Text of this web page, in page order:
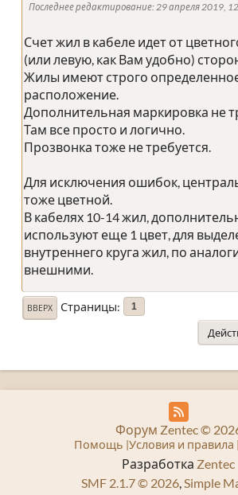
Последнее редактирование: 29 апреля 2019,
Счет жил в кабеле идет от
(или левую, как Вам удобно)
Жилы имеют строго
расположение.
Дополнительная маркировка не
Там все просто и логично.
Прозвонка тоже не требуется.
Для исключения ошибок,
тоже цветной.
В кабелях 10-14 жил,
используют еще 1 цвет, для
внутреннего круга жил, по
внешними.
ВВЕРХ Страницы 1
Разработка Zentec
SMF 2.1.7 © 2026,Simple
Форум Zentec ©
Помощь Условия и правила